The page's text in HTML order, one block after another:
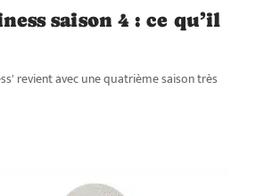
saison 4 : ce qu’il
revient avec une quatrième saison très